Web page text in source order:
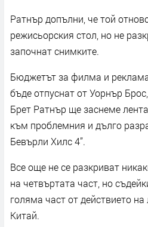
Ратнър допълни, че той
режисьорския стол, но не
започнат снимките.
Бюджетът за филма и
бъде отпуснат от Уорнър
Брет Ратнър ще заснеме
към проблемния и дълго
Бевърли Хилс 4”.
Все още не се разкриват
на четвъртата част, но
голяма част от действието
Китай.